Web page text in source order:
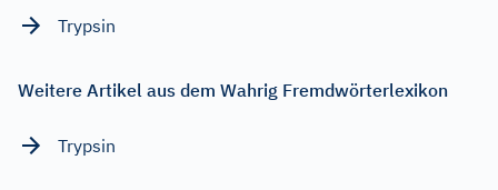
Trypsin
Weitere Artikel aus dem Wahrig Fremdwörterlexikon
Trypsin